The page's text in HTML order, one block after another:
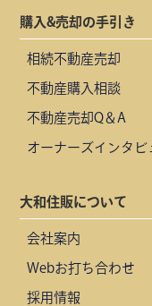
購入&売却の手引き
相続不動産売却
不動産購入相談
不動産売却Q＆A
オーナーズインタビ
大和住販について
会社案内
Webお打ち合わせ
採用情報